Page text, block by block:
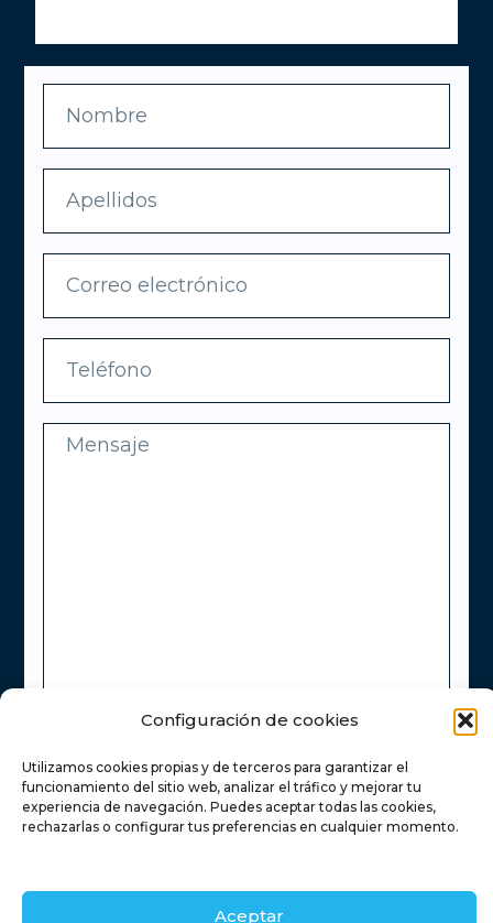
Configuración de cookies
Utilizamos cookies propias y de terceros para garantizar el
funcionamiento del sitio web, analizar el tráfico y mejorar tu
experiencia de navegación. Puedes aceptar todas las cookies,
rechazarlas o configurar tus preferencias en cualquier momento.
Aceptar